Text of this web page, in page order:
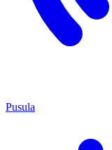
Pusula